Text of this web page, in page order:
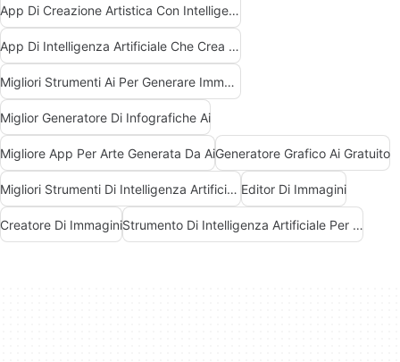
App Di Creazione Artistica Con Intelligenza Artificiale
App Di Intelligenza Artificiale Che Crea Immagini
Migliori Strumenti Ai Per Generare Immagini
Miglior Generatore Di Infografiche Ai
Migliore App Per Arte Generata Da AiGeneratore Grafico Ai Gratuito
Migliori Strumenti Di Intelligenza Artificiale Generativa Editor Di Immagini
Creatore Di Immagini Strumento Di Intelligenza Artificiale Per La Visualizzazione Dei Dati